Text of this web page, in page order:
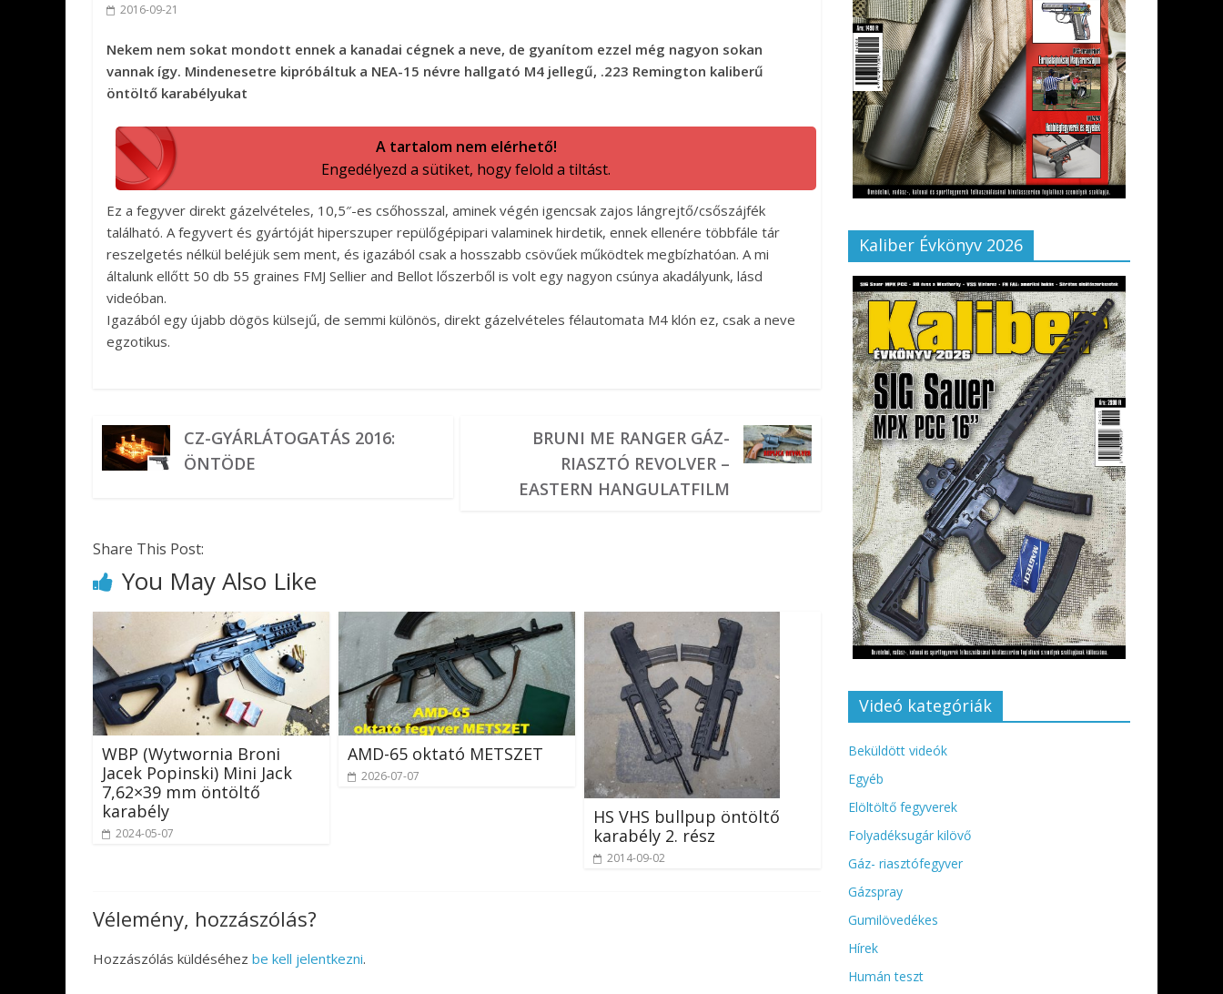
2016-09-21
Nekem nem sokat mondott ennek a kanadai cégnek a neve, de gyanítom ezzel még nagyon sokan
vannak így. Mindenesetre kipróbáltuk a NEA-15 névre hallgató M4 jellegű, .223 Remington kaliberű
öntöltő karabélyukat
A tartalom nem elérhető!
Engedélyezd a sütiket, hogy felold a tiltást.
Ez a fegyver direkt gázelvételes, 10,5″-es csőhosszal, aminek végén igencsak zajos lángrejtő/csőszájfék
található. A fegyvert és gyártóját hiperszuper repülőgépipari valaminek hirdetik, ennek ellenére többfále tár
reszelgetés nélkül beléjük sem ment, és igazából csak a hosszabb csövűek működtek megbízhatóan. A mi
általunk ellőtt 50 db 55 graines FMJ Sellier and Bellot lőszerből is volt egy nagyon csúnya akadályunk, lásd
videóban.
Igazából egy újabb dögös külsejű, de semmi különös, direkt gázelvételes félautomata M4 klón ez, csak a neve
egzotikus.
CZ-GYÁRLÁTOGATÁS 2016:
ÖNTÖDE
BRUNI ME RANGER GÁZ-
RIASZTÓ REVOLVER –
EASTERN HANGULATFILM
Share This Post:
You May Also Like
WBP (Wytwornia Broni
Jacek Popinski) Mini Jack
7,62×39 mm öntöltő
karabély
2024-05-07
AMD-65 oktató METSZET
2026-07-07
HS VHS bullpup öntöltő
karabély 2. rész
2014-09-02
Vélemény, hozzászólás?
Hozzászólás küldéséhez be kell jelentkezni.
Kaliber Évkönyv 2026
Videó kategóriák
Beküldött videók
Egyéb
Elöltöltő fegyverek
Folyadéksugár kilövő
Gáz- riasztófegyver
Gázspray
Gumilövedékes
Hírek
Humán teszt